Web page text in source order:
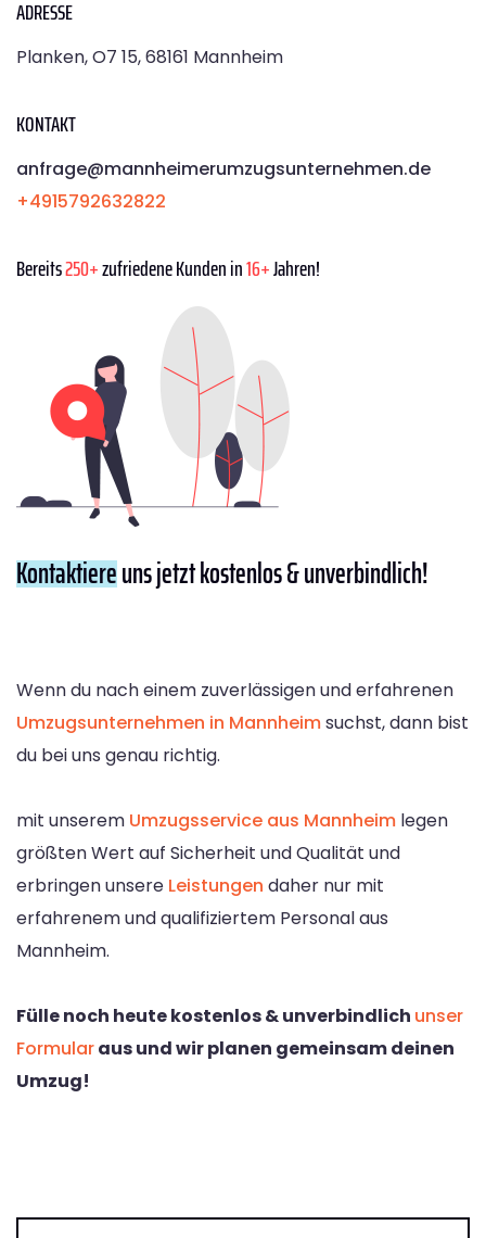
ADRESSE
Planken, O7 15, 68161 Mannheim
KONTAKT
anfrage@mannheimerumzugsunternehmen.de
+4915792632822
Bereits250+zufriedene Kunden in16+Jahren!
Kontaktiereuns jetzt kostenlos & unverbindlich!
Wenn du nach einem zuverlässigen und erfahrenen
Umzugsunternehmen in Mannheimsuchst, dann bist
du bei uns genau richtig.
mit unserem Umzugsservice aus Mannheim legen
größten Wert auf Sicherheit und Qualität und
erbringen unsere Leistungen daher nur mit
erfahrenem und qualifiziertem Personal aus
Mannheim.
Fülle noch heute kostenlos & unverbindlich unser
Formularaus und wir planen gemeinsam deinen
Umzug!